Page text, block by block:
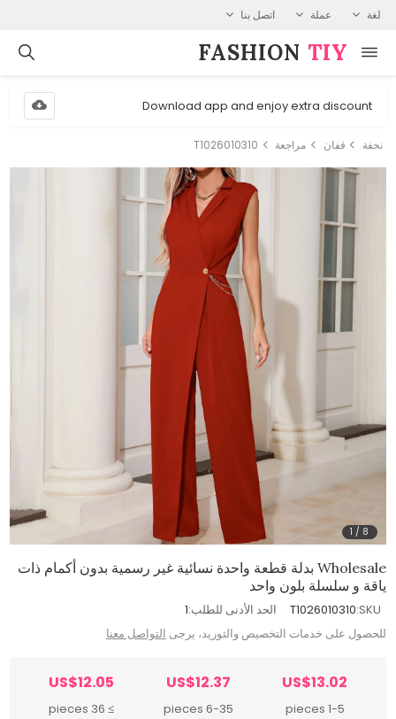
لغة عملة اتصل بنا
FASHION⁠ TIY
Download app and enjoy extra discount
نحفة قفان مراجعة T1026010310
1 / 8
Wholesale بدلة قطعة واحدة نسائية غير رسمية بدون أكمام ذات
ياقة و سلسلة بلون واحد
SKU:
T1026010310 الحد الأدنى للطلب:1
للحصول على خدمات التخصيص والتوريد، يرجى التواصل معنا
US$13.02
1-5 pieces
US$12.37
6-35 pieces
US$12.05
≥ 36 pieces